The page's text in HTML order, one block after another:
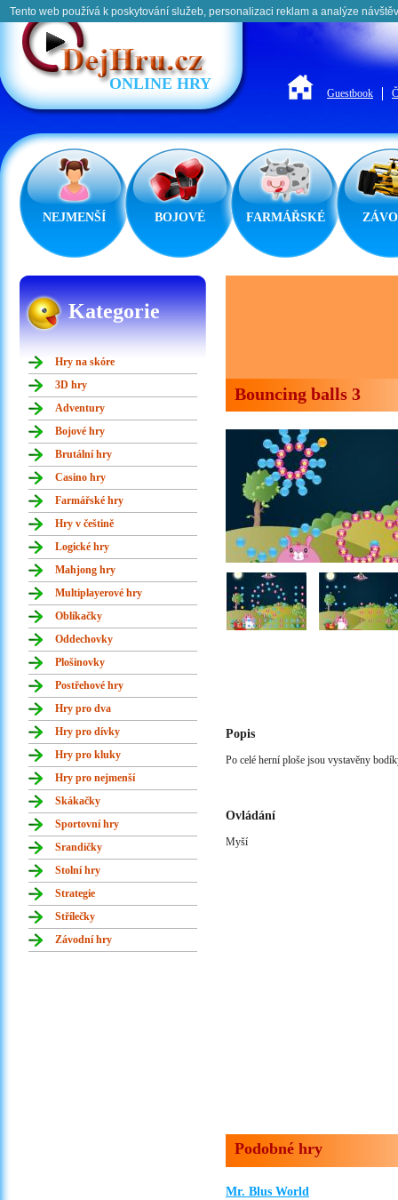
Tento web používá k poskytování služeb, personalizaci reklam a analýze
ONLINE HRY
Guestbook
NEJMENŠÍ BOJOVÉ FARMÁŘSKÉ
Kategorie
Hry na skóre
3D hry
Adventury
Bojové hry
Brutální hry
Casino hry
Farmářské hry
Hry v češtině
Logické hry
Mahjong hry
Multiplayerové hry
Oblíkačky
Oddechovky
Plošinovky
Postřehové hry
Hry pro dva
Hry pro dívky
Hry pro kluky
Hry pro nejmenší
Skákačky
Sportovní hry
Srandičky
Stolní hry
Strategie
Střílečky
Závodní hry
Bouncing balls 3
Popis
Po celé herní ploše jsou vystavěny
Ovládání
Myší
Podobné hry
Mr. Blus World